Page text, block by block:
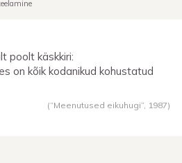
poolt käskkiri:
on kõik kodanikud kohustatud
(“Meenutused eikuhugi”, 1987)